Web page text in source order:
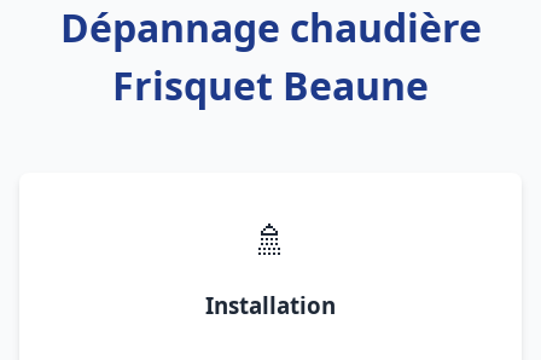
Dépannage chaudière
Frisquet Beaune
🚿
Installation